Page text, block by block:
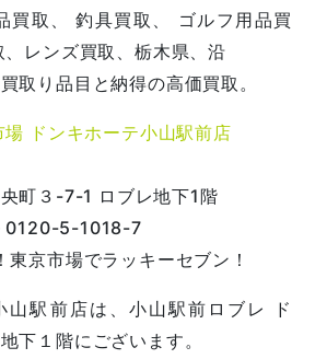
買取、 釣具買取、 ゴルフ用品買
レンズ買取、栃木県、沿
取り品目と納得の高価買取。
ドンキホーテ小山駅前店
町３-7-1 ロブレ地下1階
0120-5-1018-7
東京市場でラッキーセブン！
山駅前店は、小山駅前ロブレ ド
下１階にございます。